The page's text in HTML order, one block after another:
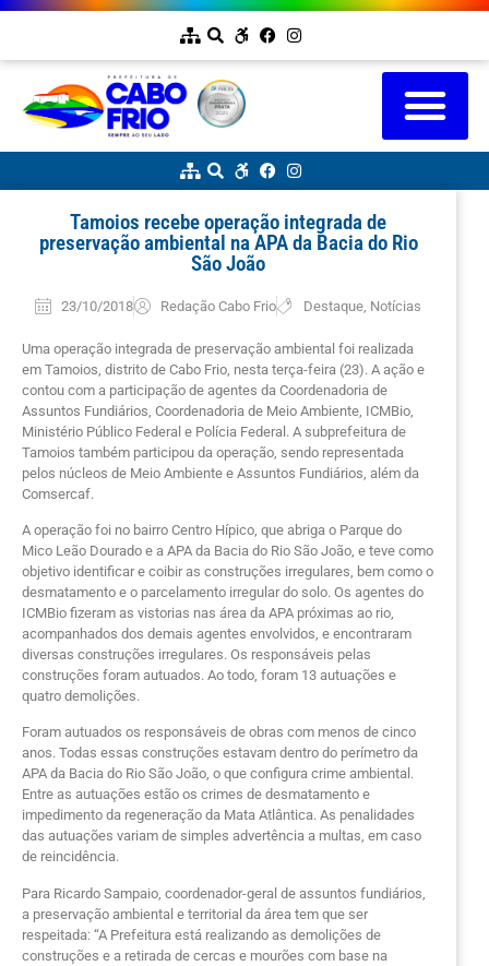
Tamoios recebe operação integrada de
preservação ambiental na APA da Bacia do Rio
São João
23/10/2018 Redação Cabo Frio Destaque, Notícias
Uma operação integrada de preservação ambiental foi realizada
em Tamoios, distrito de Cabo Frio, nesta terça-feira (23). A ação e
contou com a participação de agentes da Coordenadoria de
Assuntos Fundiários, Coordenadoria de Meio Ambiente, ICMBio,
Ministério Público Federal e Polícia Federal. A subprefeitura de
Tamoios também participou da operação, sendo representada
pelos núcleos de Meio Ambiente e Assuntos Fundiários, além da
Comsercaf.
A operação foi no bairro Centro Hípico, que abriga o Parque do
Mico Leão Dourado e a APA da Bacia do Rio São João, e teve como
objetivo identificar e coibir as construções irregulares, bem como o
desmatamento e o parcelamento irregular do solo. Os agentes do
ICMBio fizeram as vistorias nas área da APA próximas ao rio,
acompanhados dos demais agentes envolvidos, e encontraram
diversas construções irregulares. Os responsáveis pelas
construções foram autuados. Ao todo, foram 13 autuações e
quatro demolições.
Foram autuados os responsáveis de obras com menos de cinco
anos. Todas essas construções estavam dentro do perímetro da
APA da Bacia do Rio São João, o que configura crime ambiental.
Entre as autuações estão os crimes de desmatamento e
impedimento da regeneração da Mata Atlântica. As penalidades
das autuações variam de simples advertência a multas, em caso
de reincidência.
Para Ricardo Sampaio, coordenador-geral de assuntos fundiários,
a preservação ambiental e territorial da área tem que ser
respeitada: “A Prefeitura está realizando as demolições de
construções e a retirada de cercas e mourões com base na